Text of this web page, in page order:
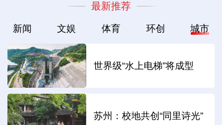
最新推荐
新闻 文娱 体育 环创 城市
世界级“水上电梯”将成型
苏州：校地共创“同里诗光”